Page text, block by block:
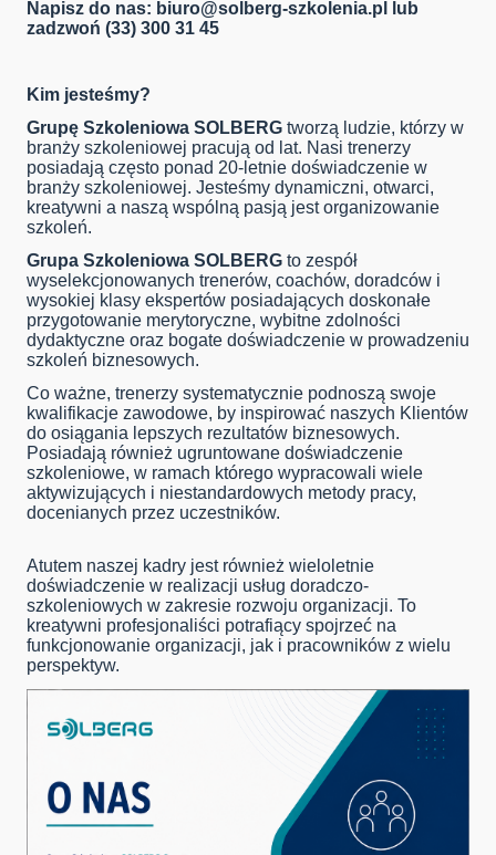
Napisz do nas: biuro@solberg-szkolenia.pl
lub
zadzwoń (33) 300 31 45
Kim jesteśmy?
Grupę Szkoleniowa SOLBERG tworzą ludzie, którzy w
branży szkoleniowej pracują od lat. Nasi trenerzy
posiadają często ponad 20-letnie doświadczenie w
branży szkoleniowej. Jesteśmy dynamiczni, otwarci,
kreatywni a naszą wspólną pasją jest organizowanie
szkoleń.
Grupa Szkoleniowa SOLBERG to zespół
wyselekcjonowanych trenerów, coachów, doradców i
wysokiej klasy ekspertów posiadających doskonałe
przygotowanie merytoryczne, wybitne zdolności
dydaktyczne oraz bogate doświadczenie w prowadzeniu
szkoleń biznesowych.
Co ważne, trenerzy systematycznie podnoszą swoje
kwalifikacje zawodowe, by inspirować naszych Klientów
do osiągania lepszych rezultatów biznesowych.
Posiadają również ugruntowane doświadczenie
szkoleniowe, w ramach którego wypracowali wiele
aktywizujących i niestandardowych metody pracy,
docenianych przez uczestników.
Atutem naszej kadry jest również wieloletnie
doświadczenie w realizacji usług doradczo-
szkoleniowych w zakresie rozwoju organizacji. To
kreatywni profesjonaliści potrafiący spojrzeć na
funkcjonowanie organizacji, jak i pracowników z wielu
perspektyw.